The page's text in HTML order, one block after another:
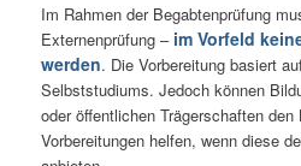
Im Rahmen der Begabtenprüfung
Externenprüfung – im Vorfeld
werden. Die Vorbereitung basiert
Selbststudiums. Jedoch können
oder öffentlichen Trägerschaften den
Vorbereitungen helfen, wenn diese